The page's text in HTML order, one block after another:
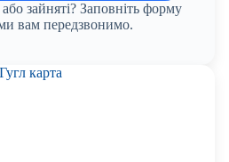
зайняті? Заповніть форму
вам передзвонимо.
Гугл карта